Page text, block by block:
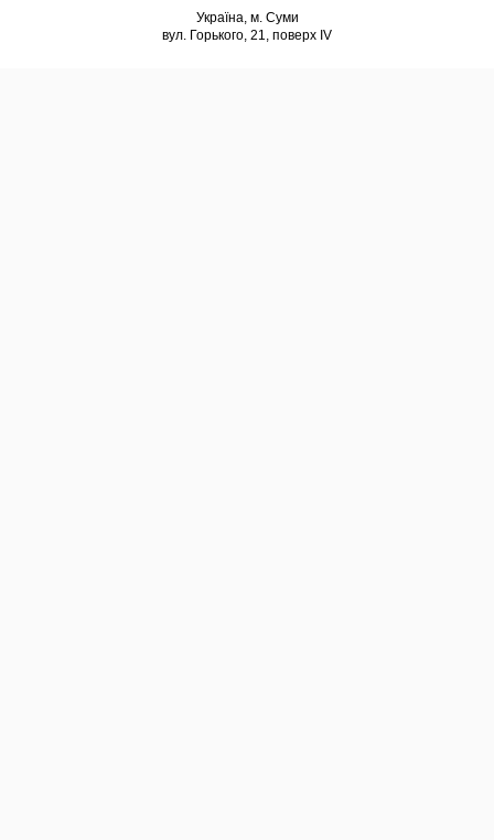
Україна, м. Суми
вул. Горького, 21, поверх IV